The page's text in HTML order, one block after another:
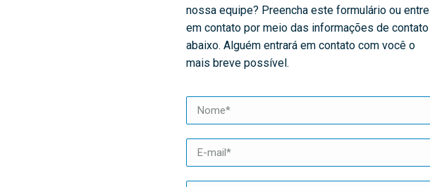
nossa equipe? Preencha este formulário ou entre
em contato por meio das informações de contato
abaixo. Alguém entrará em contato com você o
mais breve possível.